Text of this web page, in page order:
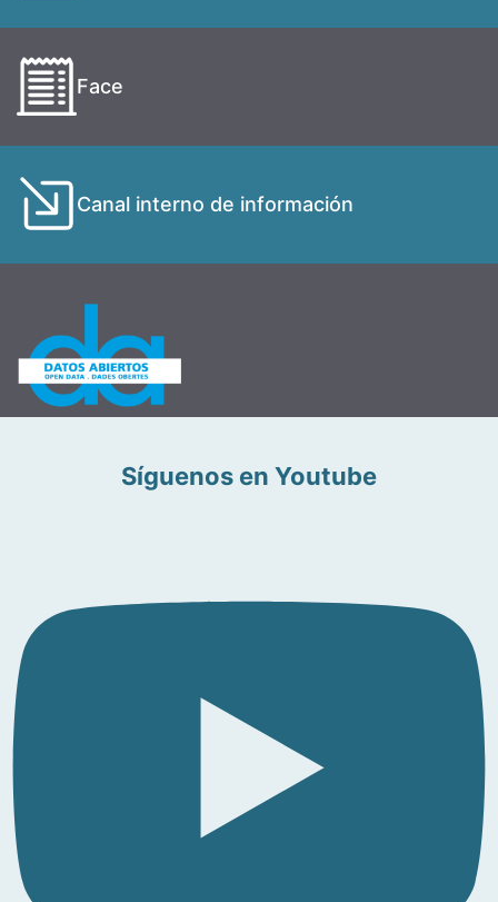
Face
Canal interno de información
Síguenos en Youtube